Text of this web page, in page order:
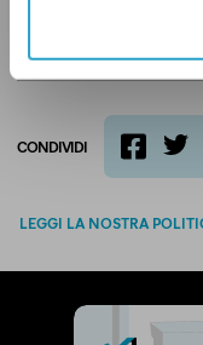
CONDIVIDI
LEGGI LA NOSTRA